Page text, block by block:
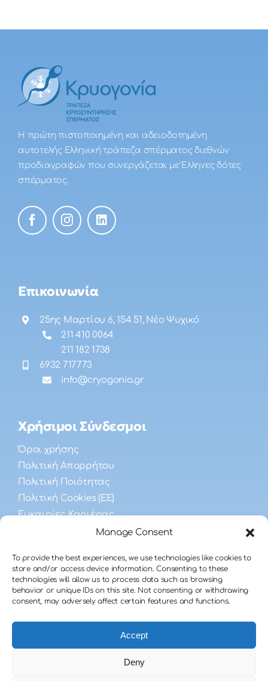
Manage Consent
To provide the best experiences, we use technologies like cookies to
store and/or access device information. Consenting to these
technologies will allow us to process data such as browsing
behavior or unique IDs on this site. Not consenting or withdrawing
consent, may adversely affect certain features and functions.
Accept
Deny
Η πρώτη πιστοποιημένη και αδειοδοτημένη
αυτοτελής Ελληνική τράπεζα σπέρματος διεθνών
προδιαγραφών που συνεργάζεται με Έλληνες δότες
σπέρματος.
Επικοινωνία
25ης Μαρτίου 6, 154 51, Νέο Ψυχικό
211 410 0064
211 182 1738
6932 717773
info@cryogonia.gr
Χρήσιμοι Σύνδεσμοι
Όροι χρήσης
Πολιτική Απορρήτου
Πολιτική Ποιότητας
Πολιτική Cookies (ΕΕ)
Ευκαιρίες Καριέρας
Συχνές Ερωτήσεις
Λήψης Σπέρματος
Ανδρικής Γονιμότητας